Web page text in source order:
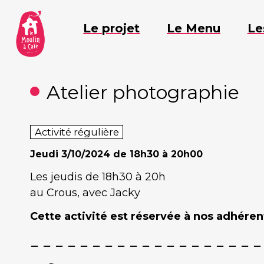
contenu
Le projet Le Menu
Atelier photographie
Activité régulière
Jeudi 3/10/2024 de 18h30 à 20h00
Les jeudis de 18h30 à 20h
au Crous, avec Jacky
Cette activité est réservée à nos